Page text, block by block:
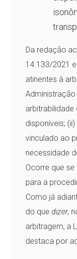
Da redação
14.133/2021
atinentes à
disponíveis;
vinculado ao
necessidade
Ocorre que
para a
Como já
do quedizer,
arbitragem, a
destaca por